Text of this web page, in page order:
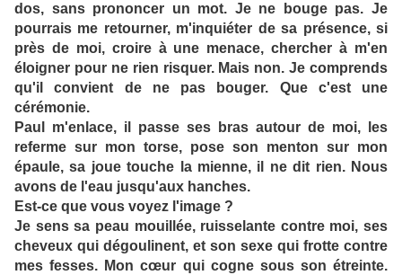
dos, sans prononcer un mot. Je ne bouge pas. Je
pourrais me retourner, m'inquiéter de sa présence, si
près de moi, croire à une menace, chercher à m'en
éloigner pour ne rien risquer. Mais non. Je comprends
qu'il convient de ne pas bouger. Que c'est une
cérémonie.
Paul m'enlace, il passe ses bras autour de moi, les
referme sur mon torse, pose son menton sur mon
épaule, sa joue touche la mienne, il ne dit rien. Nous
avons de l'eau jusqu'aux hanches.
Est-ce que vous voyez l'image ?
Je sens sa peau mouillée, ruisselante contre moi, ses
cheveux qui dégoulinent, et son sexe qui frotte contre
mes fesses. Mon cœur qui cogne sous son étreinte.